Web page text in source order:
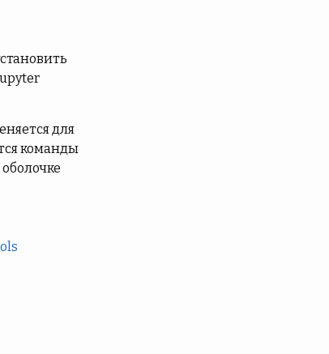
для
команды